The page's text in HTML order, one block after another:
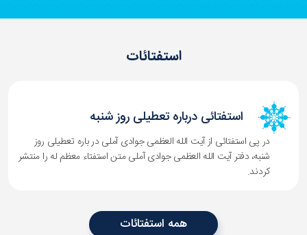
استفتائات
استفتائی درباره تعطیلی روز شنبه
در پی استفتائی از آیت الله العظمی جوادی آملی در باره تعطیلی روز
شنبه، دفتر آیت الله العظمی جوادی آملی متن استفتاء معظم له را منتشر
کردند.
همه استفتائات